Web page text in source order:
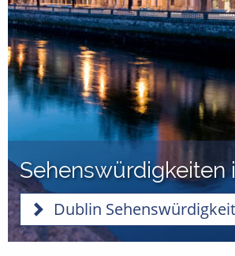
Sehenswürdigkeiten
Dublin